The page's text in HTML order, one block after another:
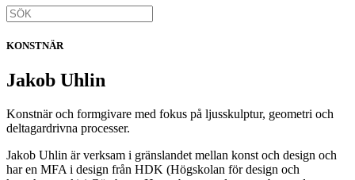
KONSTNÄR
Jakob Uhlin
Konstnär och formgivare med fokus på ljusskulptur, geometri och
deltagardrivna processer.
Jakob Uhlin är verksam i gränslandet mellan konst och design och
har en MFA i design från HDK (Högskolan för design och